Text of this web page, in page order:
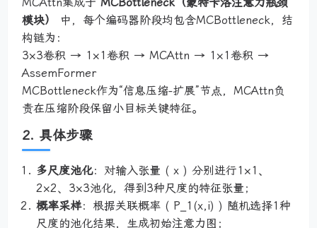
MCAttn集成于 MCBottleneck（蒙特卡洛注意力瓶颈
模块）
中，每个编码器阶段均包含MCBottleneck，结
构链为：
3×3卷积 → 1×1卷积 → MCAttn → 1×1卷积 →
AssemFormer
MCBottleneck作为“信息压缩-扩展”节点，MCAttn负
责在压缩阶段保留小目标关键特征。
2. 具体步骤
多尺度池化：对输入张量 ( x ) 分别进行1×1、
2×2、3×3池化，得到3种尺度的特征张量；
概率采样：根据关联概率 ( P_1(x,i) ) 随机选择1种
尺度的池化结果，生成初始注意力图；